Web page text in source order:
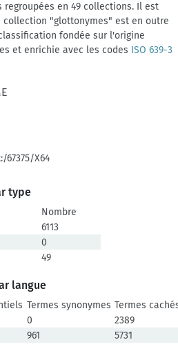
en 49 collections. Il est
collection "glottonymes" est en outre
fondée sur l'origine
et enrichie avec les codes ISO 639-3
X64
type
Nombre
6113
0
49
langue
Termes synonymes Termes
0
2389
961 5731